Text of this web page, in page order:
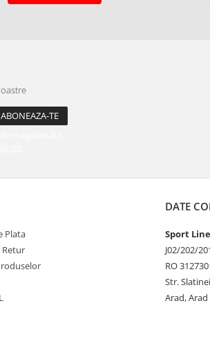
Plata
Retur
DATE
Sport
J02/202/
RO
Str.
Arad, Arad